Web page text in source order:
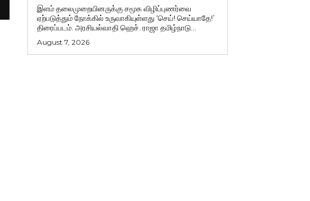
இளம் தலைமுறையினருக்கு சமூக விழிப்புணர்வை
ஏற்படுத்தும் நோக்கில் உருவாகியுள்ளது ‘செய்! செய்யாதே!’
திரைப்படம். அரசியல்வாதி ஹெச். ராஜா தமிழ்நாடு...
August 7, 2026